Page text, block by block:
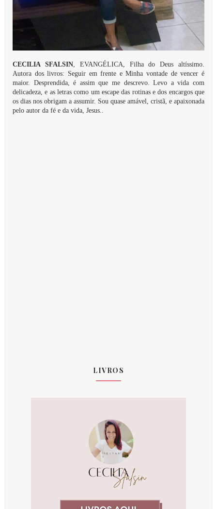
CECILIA SFALSIN, EVANGÉLICA, Filha do Deus altíssimo.
Autora dos livros: Seguir em frente e Minha vontade de vencer é
maior. Desprendida, é assim que me descrevo. Levo a vida com
delicadeza, e as letras como um escape das rotinas e dos encargos que
os dias nos obrigam a assumir. Sou quase amável, cristã, e apaixonada
pelo autor da fé e da vida, Jesus..
LIVROS